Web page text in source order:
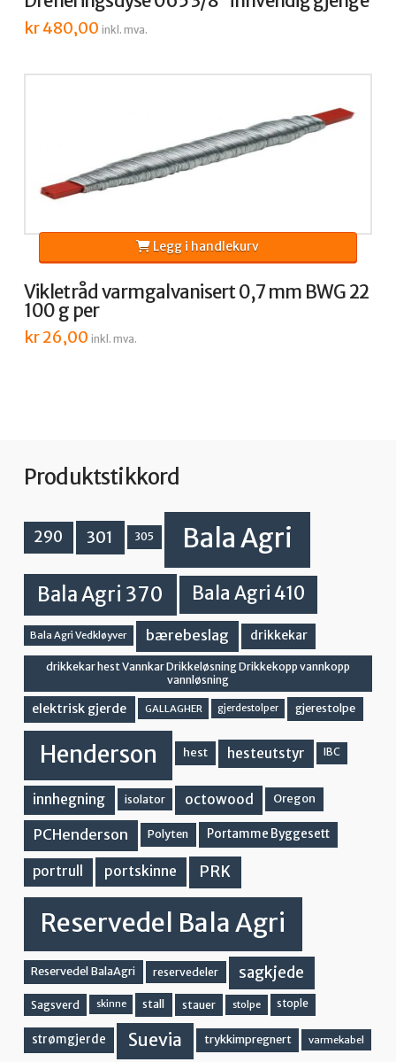
kr480,00 inkl. mva.
Vikletråd varmgalvanisert 0,7 mm BWG 22
100 g per
kr26,00 inkl. mva.
Legg i handlekurv
Produktstikkord
290 301 305 Bala Agri
Bala Agri 370 Bala Agri 410
Bala Agri Vedkløyver bærebeslag drikkekar
drikkekar hest Vannkar Drikkeløsning Drikkekopp vannkopp
vannløsning
elektrisk gjerde GALLAGHER gjerdestolper gjerestolpe
Henderson hest hesteutstyr IBC
innhegning isolator octowood Oregon
PCHenderson Polyten Portamme Byggesett
portrull portskinne PRK
Reservedel Bala Agri
Reservedel BalaAgri reservedeler sagkjede
Sagsverd skinne stall stauer stolpe stople
strømgjerde Suevia trykkimpregnert varmekabel